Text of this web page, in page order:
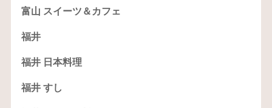
富山 スイーツ＆カフェ
福井
福井 日本料理
福井 すし